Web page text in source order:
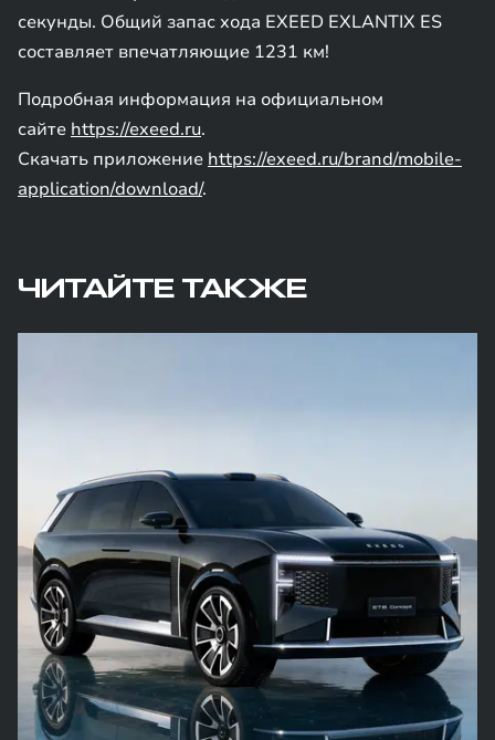
секунды. Общий запас хода EXEED EXLANTIX ES
составляет впечатляющие 1231 км!
Подробная информация на официальном
сайте https://exeed.ru.
Скачать приложение https://exeed.ru/brand/mobile-
application/download/.
ЧИТАЙТЕ ТАКЖЕ